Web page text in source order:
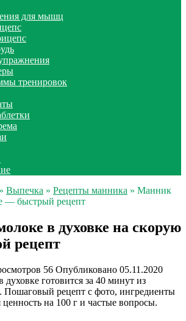
для мышц
тренировок
» Выпечка » Рецепты манника » Манник
— быстрый рецепт
в духовке на скорую
рецепт
56 Опубликовано 05.11.2020
готовится за 40 минут из
Пошаговый рецепт с фото, ингредиенты
на 100 г и частые вопросы.